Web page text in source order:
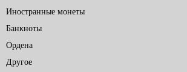
Иностранные монеты
Банкноты
Ордена
Другое